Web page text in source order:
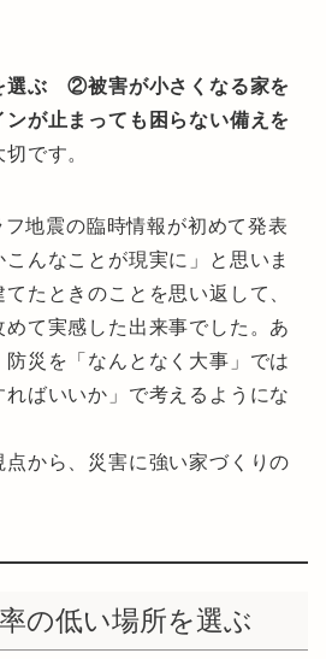
選ぶ ②被害が小さくなる家を
が止まっても困らない備えを
です。
地震の臨時情報が初めて発表
んなことが現実に」と思いま
たときのことを思い返して、
て実感した出来事でした。あ
災を「なんとなく大事」では
ばいいか」で考えるようにな
点から、災害に強い家づくりの
の低い場所を選ぶ